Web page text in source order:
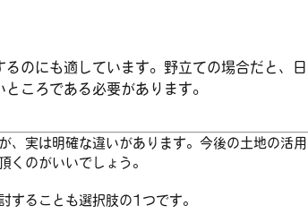
るのにも適しています。野立ての場合だと、日
ころである必要があります。
、実は明確な違いがあります。今後の土地の活用
くのがいいでしょう。
することも選択肢の1つです。